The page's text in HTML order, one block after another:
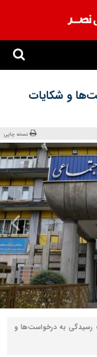
و شکایات
نسخه چاپی
رسیدگی به درخواست‌ها و